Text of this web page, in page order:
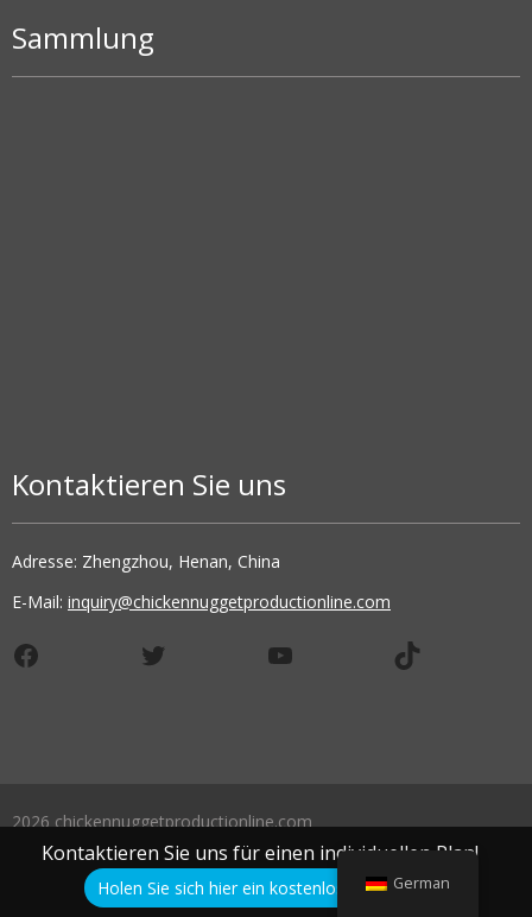
Sammlung
Kontaktieren Sie uns
Adresse: Zhengzhou, Henan, China
E-Mail: inquiry@chickennuggetproductionline.com
Facebook Twitter YouTube TikTok
2026 chickennuggetproductionline.com
Kontaktieren Sie uns für einen individuellen Plan!
Holen Sie sich hier ein kostenloses Angebot!
German